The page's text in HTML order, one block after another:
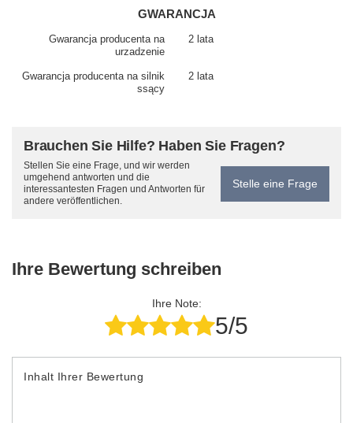
GWARANCJA
Gwarancja producenta na
urzadzenie
2 lata
Gwarancja producenta na silnik
ssący
2 lata
Brauchen Sie Hilfe? Haben Sie Fragen?
Stellen Sie eine Frage, und wir werden
umgehend antworten und die
interessantesten Fragen und Antworten für
andere veröffentlichen.
Stelle eine Frage
Ihre Bewertung schreiben
Ihre Note:
5/5
Inhalt Ihrer Bewertung